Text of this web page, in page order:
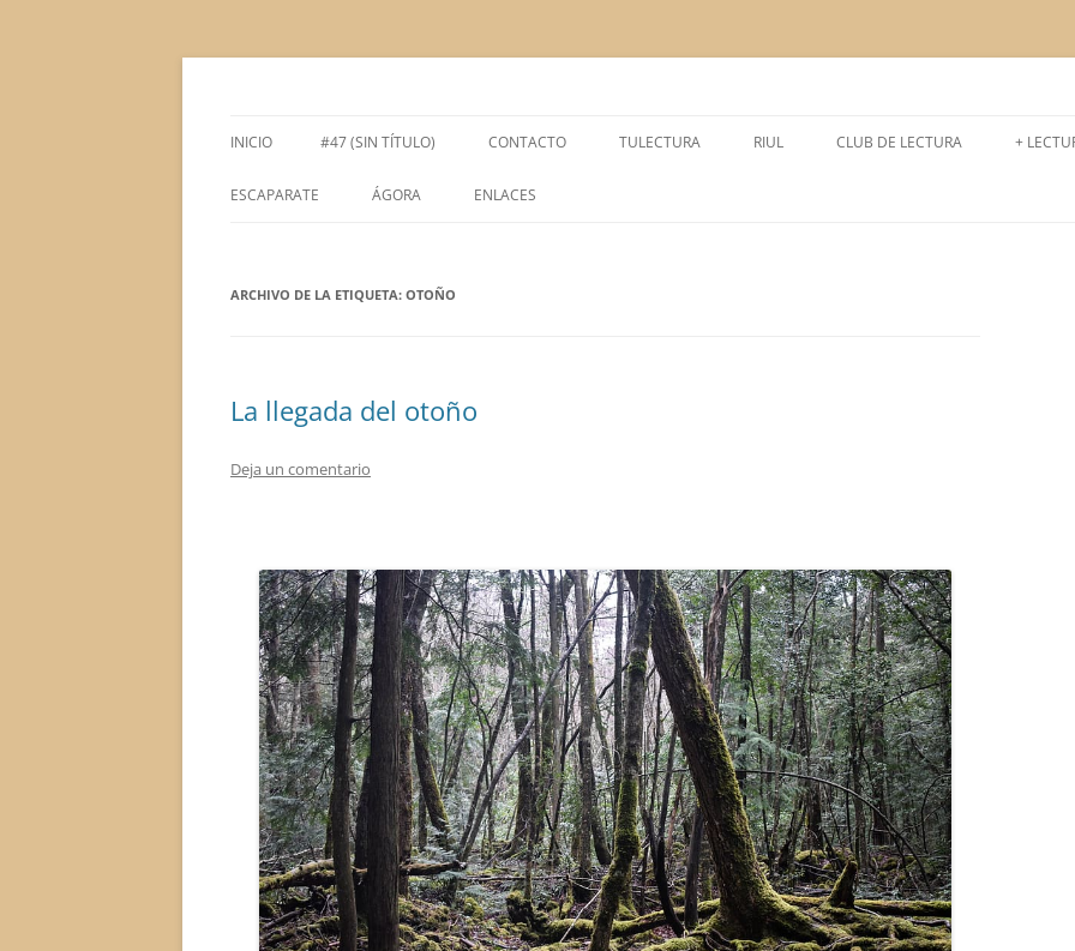
Saltar
INICIO #47 (SIN TÍTULO) CONTACTO TULECTURA RIUL CLUB DE LECTURA
CURSO 2017-2018
CURSO 2016-2017
CURSO 2015-2016
CURSO 2014-2015
CURSO 2013-2014
+
ESCAPARATE ÁGORA
ÁGORA LITERARIA
ENLACES
ARCHIVO DE LA ETIQUETA: OTOÑO
La llegada del otoño
Deja un comentario